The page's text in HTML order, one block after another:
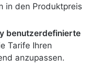
in den Produktpreis
benutzerdefinierte
Tarife Ihren
anzupassen.